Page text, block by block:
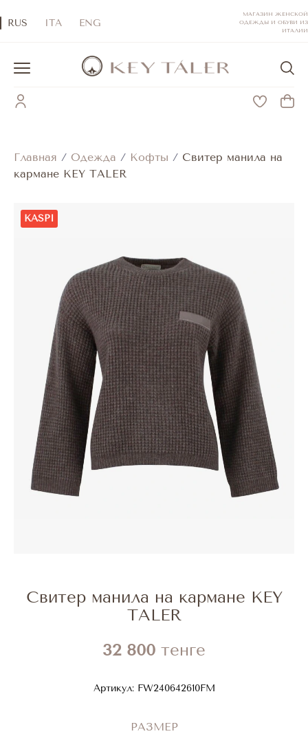
RUS ITA ENG
МАГАЗИН ЖЕНСКОЙ
ОДЕЖДЫ И ОБУВИ ИЗ
ИТАЛИИ
Главная / Одежда / Кофты / Свитер манила на
кармане KEY TALER
KASPI
Свитер манила на кармане KEY
TALER
32 800 тенге
Артикул:FW240642610FM
РАЗМЕР